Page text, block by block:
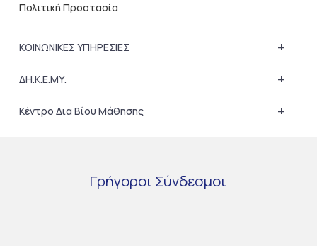
Πολιτική Προστασία
+
ΚΟΙΝΩΝΙΚΕΣ ΥΠΗΡΕΣΙΕΣ
+
ΔΗ.Κ.Ε.ΜΥ.
+
Κέντρο Δια Βίου Μάθησης
Γρήγοροι Σύνδεσμοι